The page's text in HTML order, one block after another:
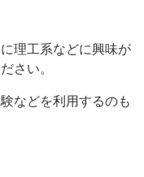
理工系などに興味が
さい。
などを利用するのも